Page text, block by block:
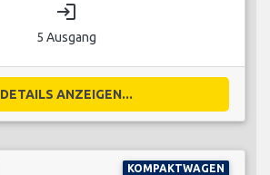
login
5 Ausgang
DETAILS ANZEIGEN...
KOMPAKTWAGEN